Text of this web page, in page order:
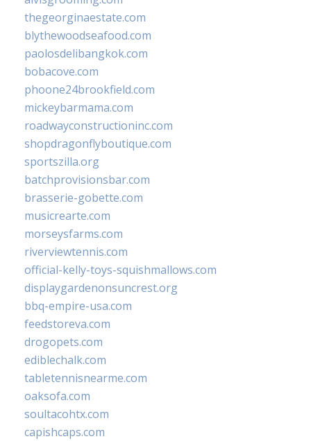
thegeorginaestate.com
blythewoodseafood.com
paolosdelibangkok.com
bobacove.com
phoone24brookfield.com
mickeybarmama.com
roadwayconstructioninc.com
shopdragonflyboutique.com
sportszilla.org
batchprovisionsbar.com
brasserie-gobette.com
musicrearte.com
morseysfarms.com
riverviewtennis.com
official-kelly-toys-squishmallows.com
displaygardenonsuncrest.org
bbq-empire-usa.com
feedstoreva.com
drogopets.com
ediblechalk.com
tabletennisnearme.com
oaksofa.com
soultacohtx.com
capishcaps.com